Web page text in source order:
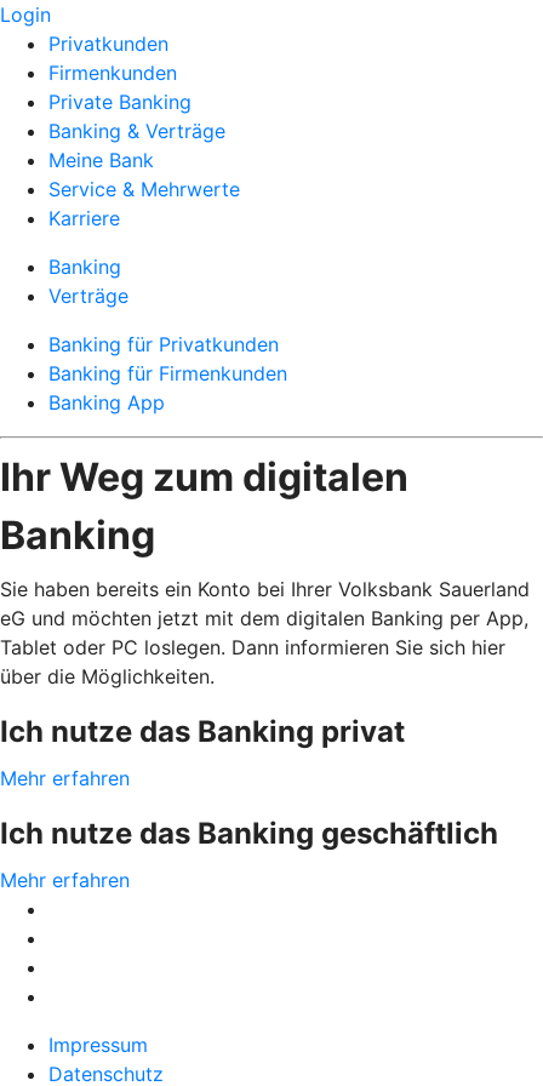
Login
Privatkunden
Firmenkunden
Private Banking
Banking & Verträge
Meine Bank
Service & Mehrwerte
Karriere
Banking
Verträge
Banking für Privatkunden
Banking für Firmenkunden
Banking App
Ihr Weg zum digitalen
Banking
Sie haben bereits ein Konto bei Ihrer Volksbank Sauerland
eG und möchten jetzt mit dem digitalen Banking per App,
Tablet oder PC loslegen. Dann informieren Sie sich hier
über die Möglichkeiten.
Ich nutze das Banking privat
Mehr erfahren
Ich nutze das Banking geschäftlich
Mehr erfahren
Impressum
Datenschutz